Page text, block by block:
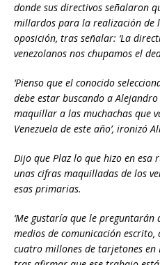
donde sus directivos señalaron
millardos para la realización de
oposición, tras señalar: ‘La
venezolanos nos chupamos el
‘Pienso que el conocido
debe estar buscando a
maquillar a las muchachas que
Venezuela de este año’, ironizó
Dijo que Plaz lo que hizo en
unas cifras maquilladas de los
esas primarias.
‘Me gustaría que le preguntarán
medios de comunicación
cuatro millones de tarjetones en